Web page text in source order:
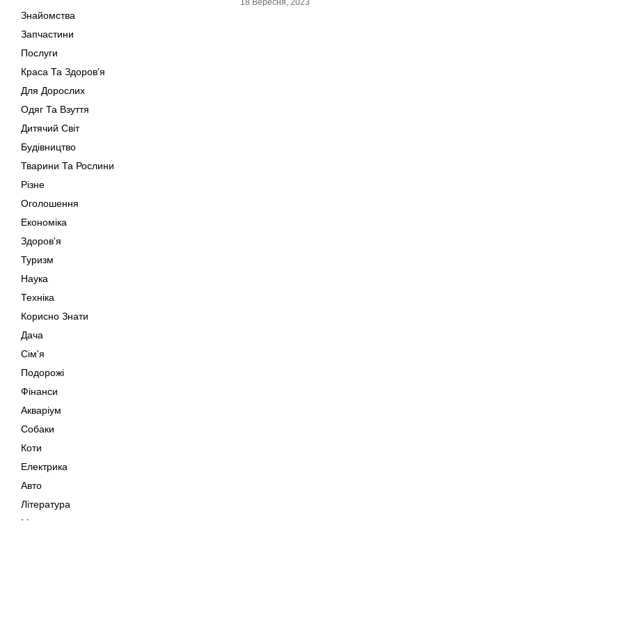
Знайомства
Запчастини
Послуги
Краса Та Здоров'я
Для Дорослих
Одяг Та Взуття
Дитячий Світ
Будівництво
Тварини Та Рослини
Різне
Оголошення
Економіка
Здоров'я
Туризм
Наука
Техніка
Корисно Знати
Дача
Сім'я
Подорожі
Фінанси
Акваріум
Собаки
Коти
Електрика
Авто
Література
Музика
18 Вересня, 2023